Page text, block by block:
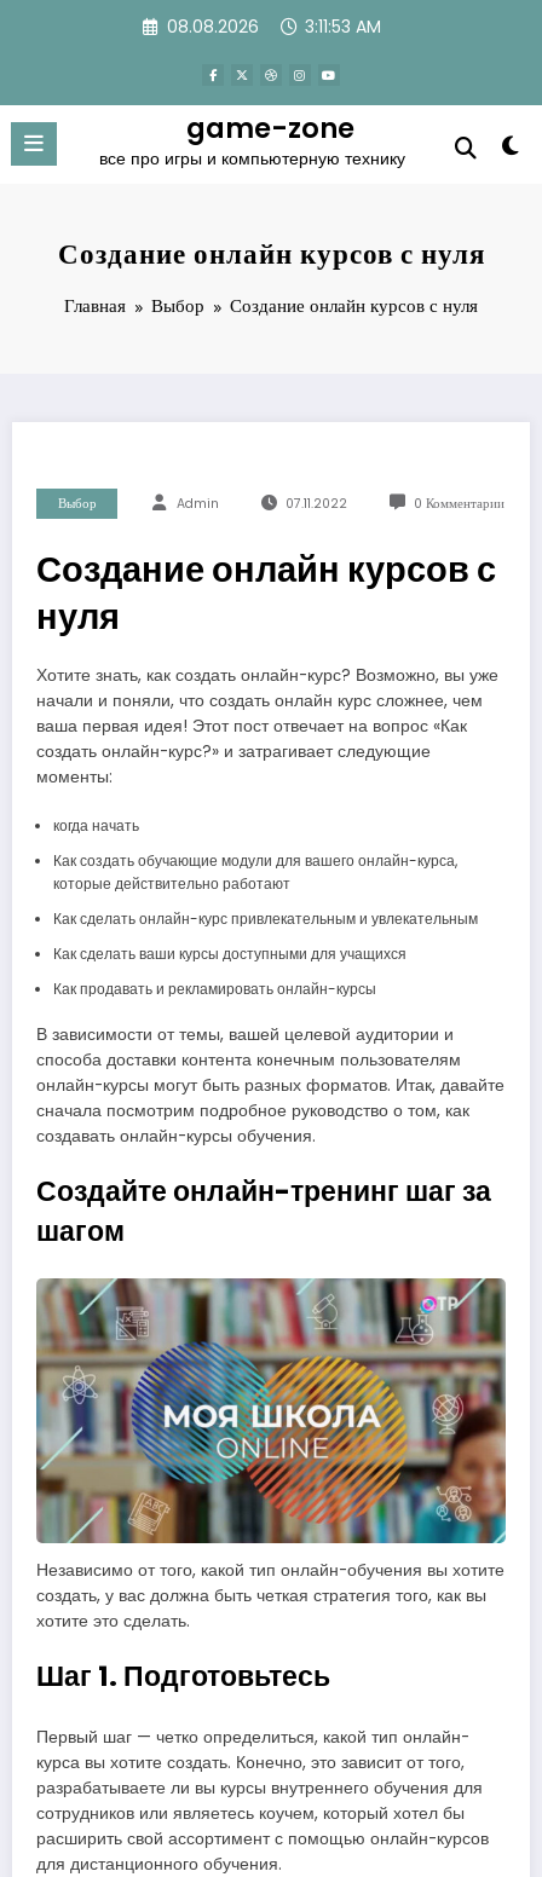
08.08.2026 3:11:54 AM
game-zone
все про игры и компьютерную технику
Создание онлайн курсов с нуля
Главная Выбор Создание онлайн курсов с нуля
Выбор Admin 07.11.2022 0 Комментарии
Создание онлайн курсов с
нуля
Хотите знать, как создать онлайн-курс? Возможно, вы уже
начали и поняли, что создать онлайн курс сложнее, чем
ваша первая идея! Этот пост отвечает на вопрос «Как
создать онлайн-курс?» и затрагивает следующие
моменты:
когда начать
Как создать обучающие модули для вашего онлайн-курса,
которые действительно работают
Как сделать онлайн-курс привлекательным и увлекательным
Как сделать ваши курсы доступными для учащихся
Как продавать и рекламировать онлайн-курсы
В зависимости от темы, вашей целевой аудитории и
способа доставки контента конечным пользователям
онлайн-курсы могут быть разных форматов. Итак, давайте
сначала посмотрим подробное руководство о том, как
создавать онлайн-курсы обучения.
Создайте онлайн-тренинг шаг за
шагом
Независимо от того, какой тип онлайн-обучения вы хотите
создать, у вас должна быть четкая стратегия того, как вы
хотите это сделать.
Шаг 1. Подготовьтесь
Первый шаг — четко определиться, какой тип онлайн-
курса вы хотите создать. Конечно, это зависит от того,
разрабатываете ли вы курсы внутреннего обучения для
сотрудников или являетесь коучем, который хотел бы
расширить свой ассортимент с помощью онлайн-курсов
для дистанционного обучения.